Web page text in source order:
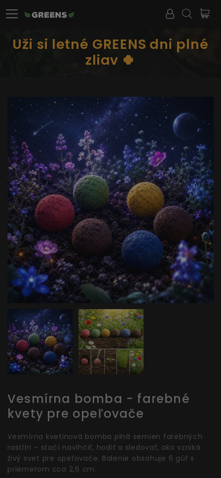
Uži si letné GREENS dni plné
zliav 🍀
Vesmírna bomba - farebné
kvety pre opeľovače
Vesmírna kvetinová bomba plná semien farebných
rastlín – stačí navlhčiť, hodiť a sledovať, ako vzniká
živý svet pre opeľovače. Balenie obsahuje 6 gúľ s
priemerom cca 2,6 cm.